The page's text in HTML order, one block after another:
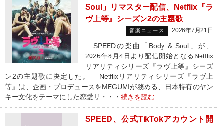
Soul」リマスター配信、Netflix『ラ
ヴ上等』シーズン2の主題歌
音楽ニュース 2026年7月21日
SPEEDの楽曲「Body & Soul」が、
2026年8月4日より配信開始となるNetflix
リアリティシリーズ『ラヴ上等』シーズ
ン2の主題歌に決定した。 Netflixリアリティシリーズ『ラヴ上
等』は、企画・プロデュースをMEGUMIが務める、日本特有のヤン
キー文化をテーマにした恋愛リ・・・ 続きを読む
SPEED、公式TikTokアカウント開